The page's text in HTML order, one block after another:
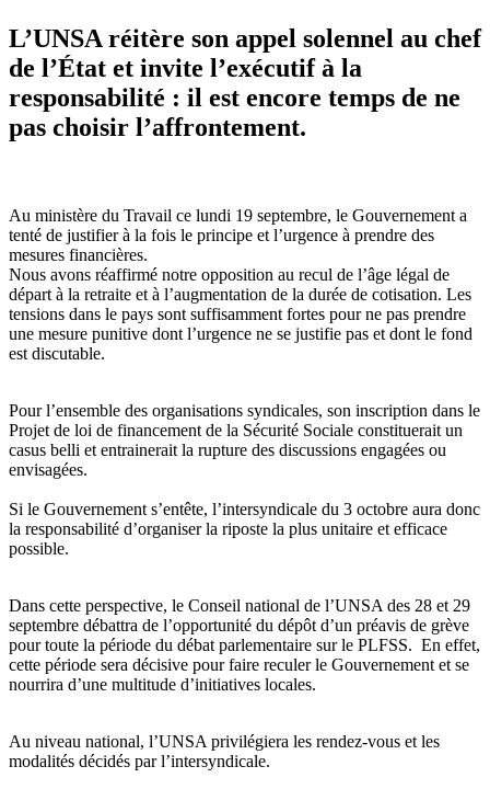
L’UNSA réitère son appel solennel au chef
de l’État et invite l’exécutif à la
responsabilité : il est encore temps de ne
pas choisir l’affrontement.
Au ministère du Travail ce lundi 19 septembre, le Gouvernement a
tenté de justifier à la fois le principe et l’urgence à prendre des
mesures financières.
Nous avons réaffirmé notre opposition au recul de l’âge légal de
départ à la retraite et à l’augmentation de la durée de cotisation. Les
tensions dans le pays sont suffisamment fortes pour ne pas prendre
une mesure punitive dont l’urgence ne se justifie pas et dont le fond
est discutable.
Pour l’ensemble des organisations syndicales, son inscription dans le
Projet de loi de financement de la Sécurité Sociale constituerait un
casus belli et entrainerait la rupture des discussions engagées ou
envisagées.
Si le Gouvernement s’entête, l’intersyndicale du 3 octobre aura donc
la responsabilité d’organiser la riposte la plus unitaire et efficace
possible.
Dans cette perspective, le Conseil national de l’UNSA des 28 et 29
septembre débattra de l’opportunité du dépôt d’un préavis de grève
pour toute la période du débat parlementaire sur le PLFSS. En effet,
cette période sera décisive pour faire reculer le Gouvernement et se
nourrira d’une multitude d’initiatives locales.
Au niveau national, l’UNSA privilégiera les rendez-vous et les
modalités décidés par l’intersyndicale.